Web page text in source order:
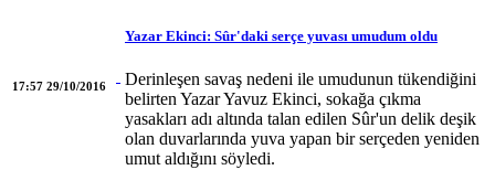
17:57 29/10/2016
Yazar Ekinci: Sûr'daki serçe yuvası umudum oldu
Derinleşen savaş nedeni ile umudunun tükendiğini
belirten Yazar Yavuz Ekinci, sokağa çıkma
yasakları adı altında talan edilen Sûr'un delik deşik
olan duvarlarında yuva yapan bir serçeden yeniden
umut aldığını söyledi.